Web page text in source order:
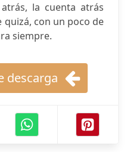
la cuenta atrás
con un poco de
siempre.
descarga